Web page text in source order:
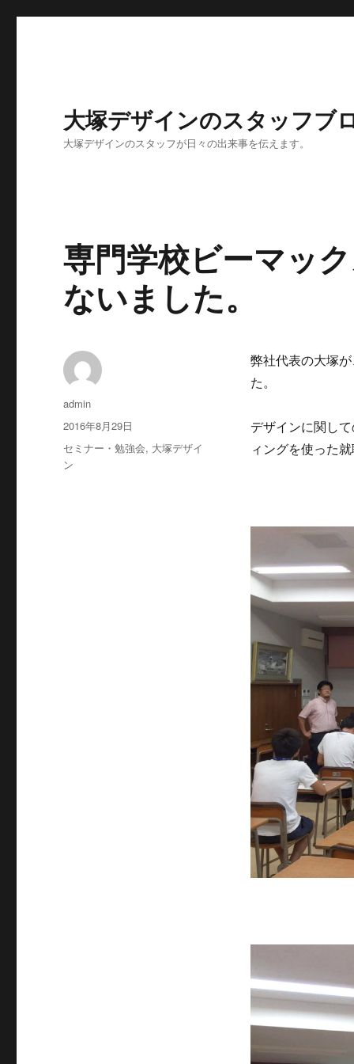
大塚デザインのスタッフブ
大塚デザインのスタッフが日々の出来事を伝えます。
専門学校ビーマッ
ないました。
弊社代表の大塚
た。
デザインに関し
ィングを使った
投
稿
admin
投
稿
日:
2016年8月29日
カ
テ
セミナー・勉強会, 大塚デザイ
ン